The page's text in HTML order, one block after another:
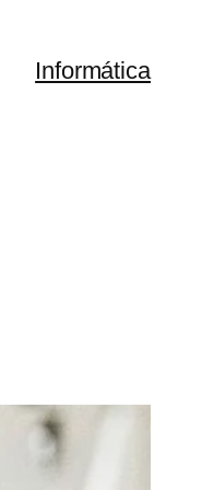
Informática